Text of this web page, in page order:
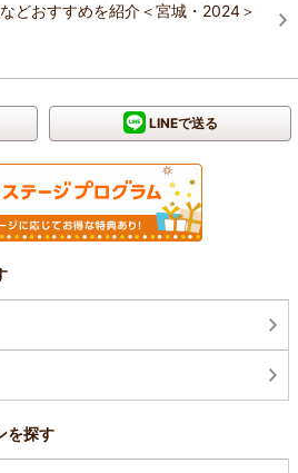
どおすすめを紹介＜宮城・2024＞
LINEで送る
を探す